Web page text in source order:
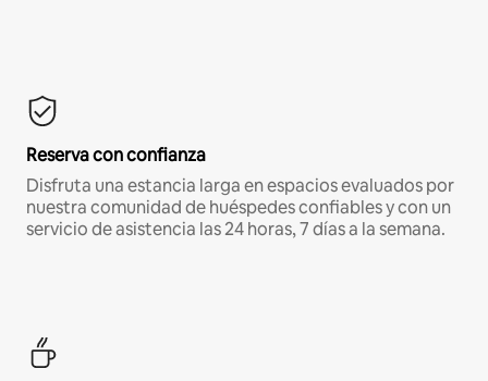
Reserva con confianza
Disfruta una estancia larga en espacios evaluados por
nuestra comunidad de huéspedes confiables y con un
servicio de asistencia las 24 horas, 7 días a la semana.